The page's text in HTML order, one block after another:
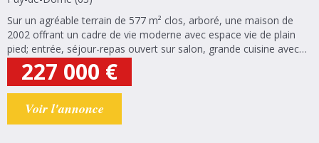
Sur un agréable terrain de 577 m² clos, arboré, une maison de
2002 offrant un cadre de vie moderne avec espace vie de plain
pied; entrée, séjour-repas ouvert sur salon, grande cuisine avec
coin repas, garage (une voiture) attenant pouvant être aménagé
en quatrième...
227 000 €
Voir l'annonce